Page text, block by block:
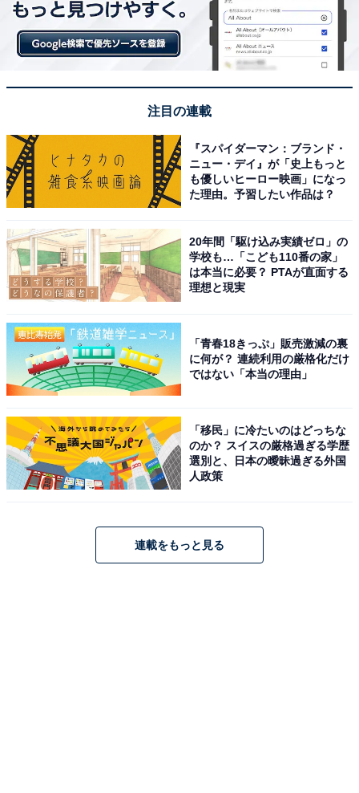
注目の連載
『スパイダーマン：ブランド・
ニュー・デイ』が「史上もっと
も優しいヒーロー映画」になっ
た理由。予習したい作品は？
20年間「駆け込み実績ゼロ」の
学校も…「こども110番の家」
は本当に必要？ PTAが直面する
理想と現実
「青春18きっぷ」販売激減の裏
に何が？ 連続利用の厳格化だけ
ではない「本当の理由」
「移民」に冷たいのはどっちな
のか？ スイスの厳格過ぎる学歴
選別と、日本の曖昧過ぎる外国
人政策
連載をもっと見る